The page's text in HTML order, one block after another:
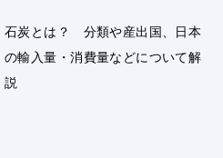
石炭とは？ 分類や産出国、日本
の輸入量・消費量などについて解
説